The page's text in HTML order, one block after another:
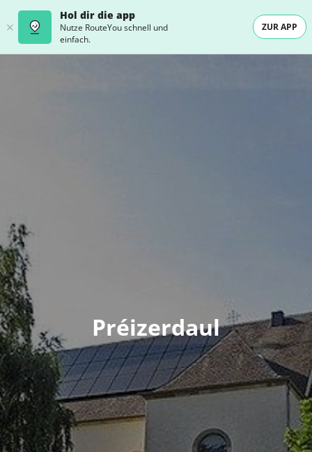
Hol dir die app
Nutze RouteYou schnell und
einfach.
ZUR APP
Préizerdaul